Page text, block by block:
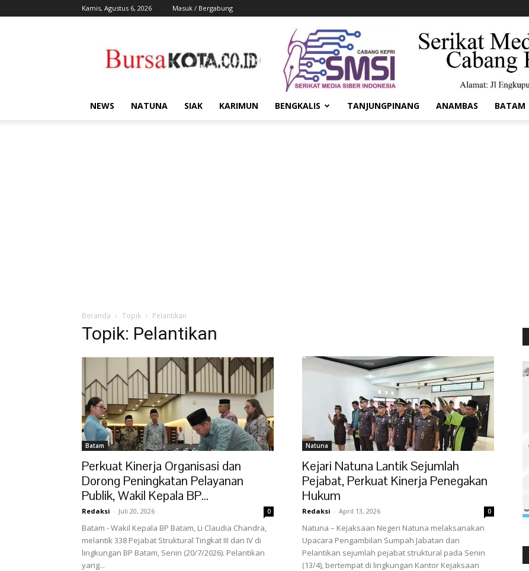
Kamis, Agustus 6, 2026 Masuk / Bergabung
Kota
NEWS NATUNA SIAK KARIMUN BENGKALIS TANJUNGPINANG ANAMBAS BATAM
Beranda Topik Pelantikan
Topik: Pelantikan
Batam
Perkuat Kinerja Organisasi dan
Dorong Peningkatan Pelayanan
Publik, Wakil Kepala BP...
Redaksi - Juli 20, 2026 0
Batam - Wakil Kepala BP Batam, Li Claudia Chandra,
melantik 338 Pejabat Struktural Tingkat III dan IV di
lingkungan BP Batam, Senin (20/7/2026). Pelantikan
yang...
Natuna
Kejari Natuna Lantik Sejumlah
Pejabat, Perkuat Kinerja Penegakan
Hukum
Redaksi - April 13, 2026 0
Natuna – Kejaksaan Negeri Natuna melaksanakan
Upacara Pengambilan Sumpah Jabatan dan
Pelantikan sejumlah pejabat struktural pada Senin
(13/4), bertempat di lingkungan Kantor Kejaksaan